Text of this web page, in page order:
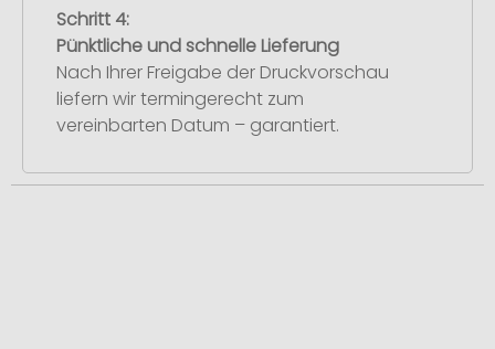
Schritt 4:
Pünktliche und schnelle Lieferung
Nach Ihrer Freigabe der Druckvorschau
liefern wir termingerecht zum
vereinbarten Datum – garantiert.